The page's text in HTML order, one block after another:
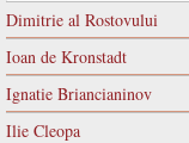
Dimitrie al Rostovului
Ioan de Kronstadt
Ignatie Briancianinov
Ilie Cleopa